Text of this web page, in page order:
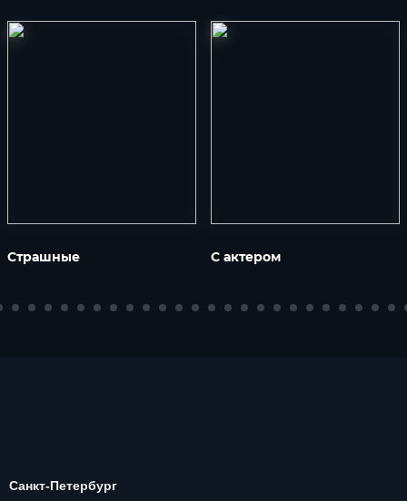
Страшные С актером
Санкт-Петербург